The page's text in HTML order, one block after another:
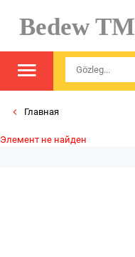
Bedew TM
Главная
Элемент не найден